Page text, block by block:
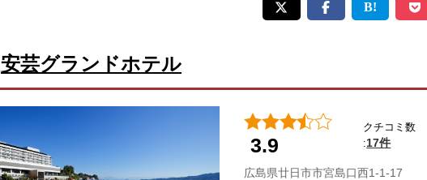
安芸グランドホテル
3.9
クチコミ数
:17件
広島県廿日市市宮島口西1-1-17